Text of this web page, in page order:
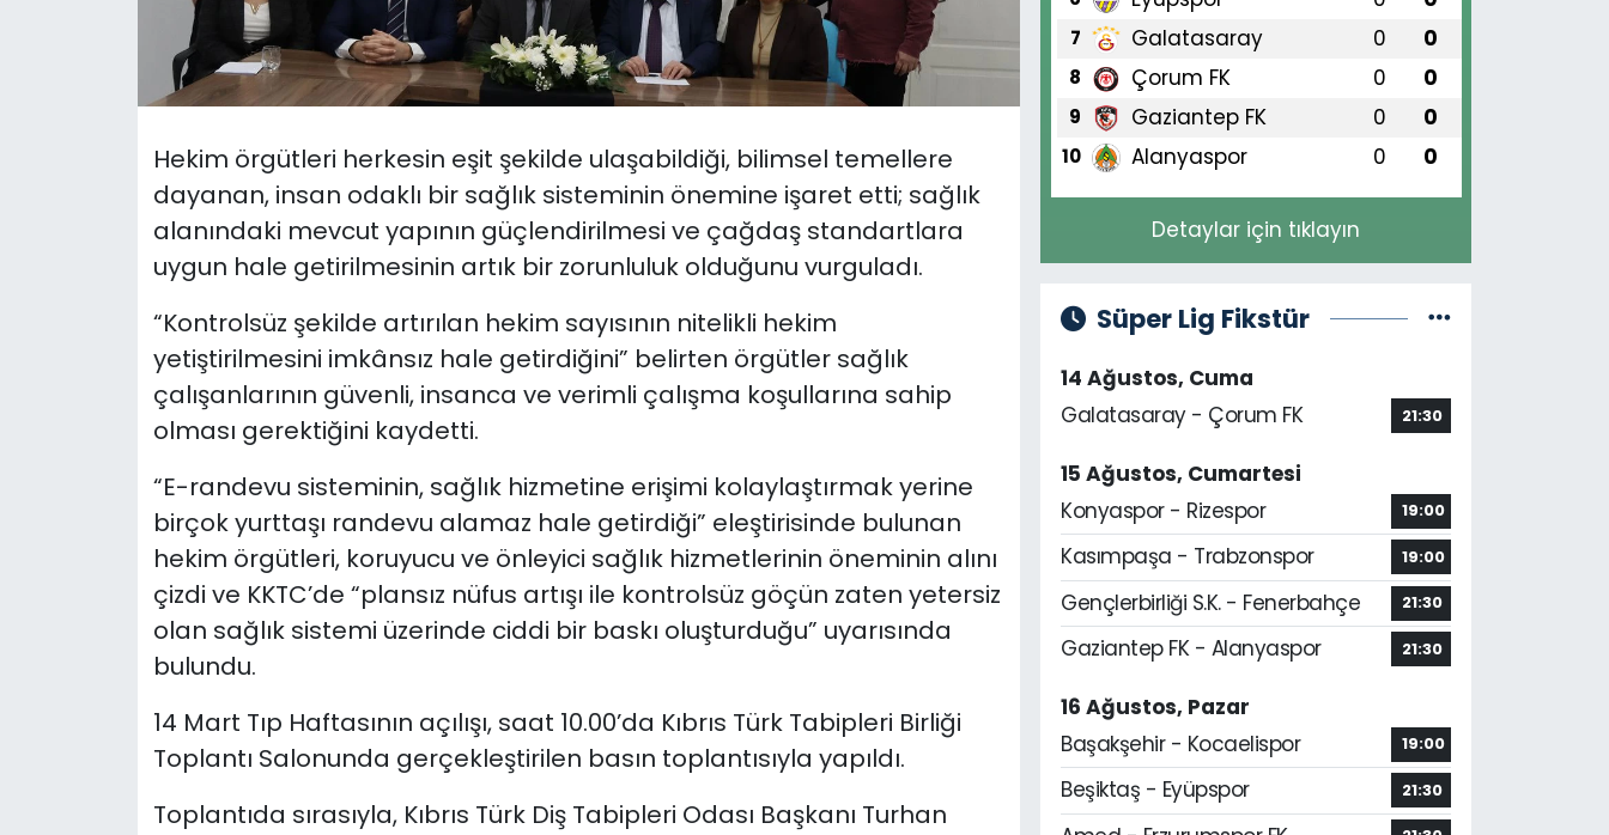
Hekim örgütleri herkesin eşit şekilde ulaşabildiği, bilimsel temellere
dayanan, insan odaklı bir sağlık sisteminin önemine işaret etti; sağlık
alanındaki mevcut yapının güçlendirilmesi ve çağdaş standartlara
uygun hale getirilmesinin artık bir zorunluluk olduğunu vurguladı.
“Kontrolsüz şekilde artırılan hekim sayısının nitelikli hekim
yetiştirilmesini imkânsız hale getirdiğini” belirten örgütler sağlık
çalışanlarının güvenli, insanca ve verimli çalışma koşullarına sahip
olması gerektiğini kaydetti.
“E-randevu sisteminin, sağlık hizmetine erişimi kolaylaştırmak yerine
birçok yurttaşı randevu alamaz hale getirdiği” eleştirisinde bulunan
hekim örgütleri, koruyucu ve önleyici sağlık hizmetlerinin öneminin alını
çizdi ve KKTC’de “plansız nüfus artışı ile kontrolsüz göçün zaten yetersiz
olan sağlık sistemi üzerinde ciddi bir baskı oluşturduğu” uyarısında
bulundu.
14 Mart Tıp Haftasının açılışı, saat 10.00’da Kıbrıs Türk Tabipleri Birliği
Toplantı Salonunda gerçekleştirilen basın toplantısıyla yapıldı.
Toplantıda sırasıyla, Kıbrıs Türk Diş Tabipleri Odası Başkanı Turhan
7 Galatasaray 0 0
8 Çorum FK 0 0
9 Gaziantep FK 0 0
10 Alanyaspor 0 0
Detaylar için tıklayın
Süper Lig Fikstür
14 Ağustos, Cuma
Galatasaray - Çorum FK
21:30
15 Ağustos, Cumartesi
Konyaspor - Rizespor
19:00
Kasımpaşa - Trabzonspor 19:00
Gençlerbirliği S.K. - Fenerbahçe 21:30
Gaziantep FK - Alanyaspor 21:30
16 Ağustos, Pazar
Başakşehir - Kocaelispor
19:00
Beşiktaş - Eyüpspor 21:30
Yazarlar